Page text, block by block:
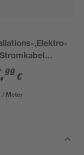
,Elektro-
J 3x1,5mm² 50
,99 €
/ Meter